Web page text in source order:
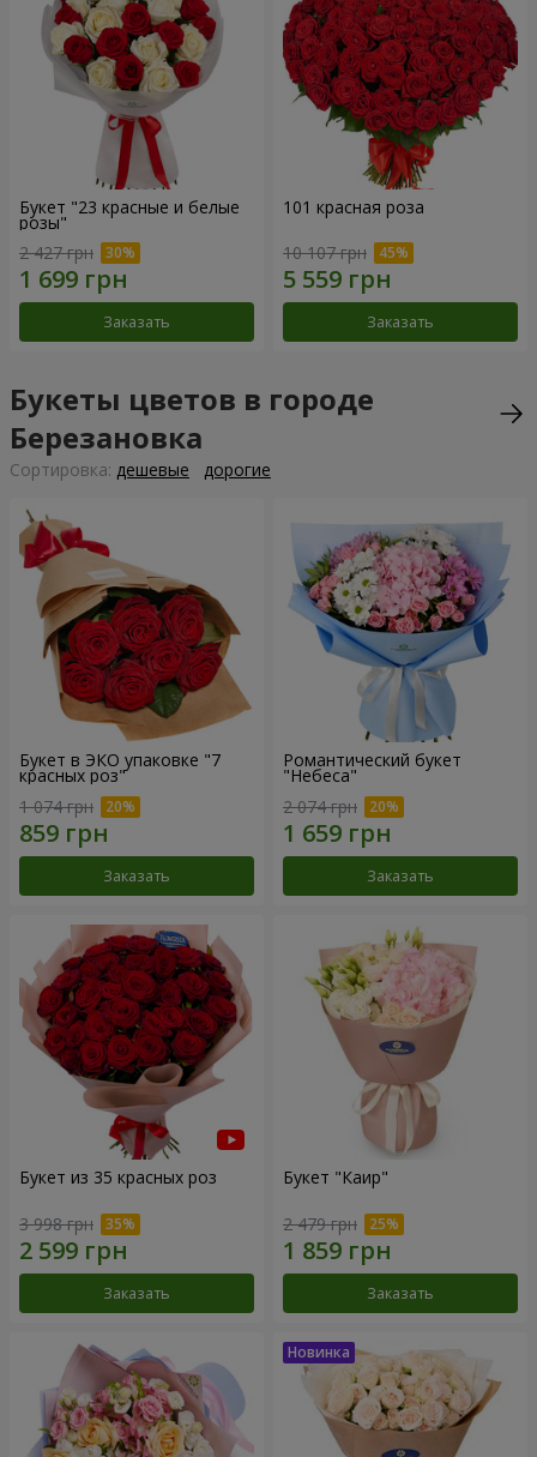
Букет "23 красные и белые
розы"
2 427 грн
Заказать
101 красная роза
10 107 грн
Заказать
Букеты цветов в городе
Березановка
Cортировка: дешевые дорогие
Букет в ЭКО упаковке "7
красных роз"
1 074 грн
Заказать
Романтический букет
"Небеса"
2 074 грн
Заказать
Букет из 35 красных роз
3 998 грн
Заказать
Букет "Каир"
2 479 грн
Заказать